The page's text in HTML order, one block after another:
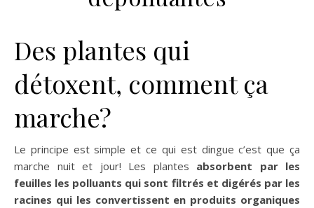
Des plantes qui
détoxent, comment ça
marche?
Le principe est simple et ce qui est dingue c’est que ça
marche nuit et jour! Les plantes absorbent par les
feuilles les polluants qui sont filtrés et digérés par les
racines qui les convertissent en produits organiques